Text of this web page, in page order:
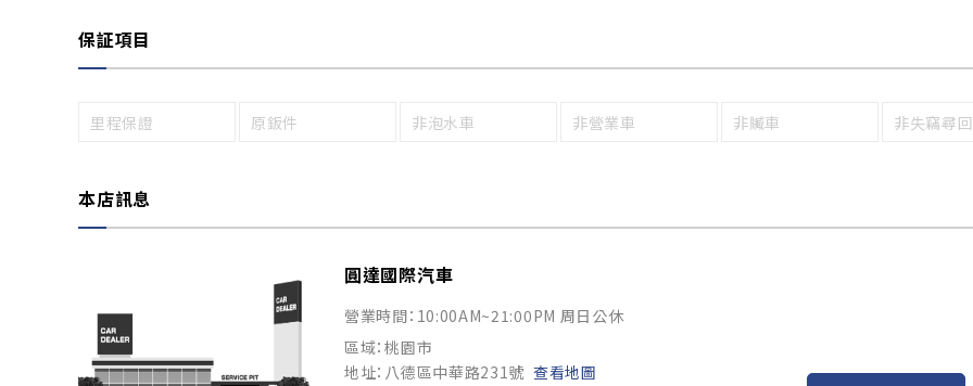
保証項目
里程保證 原鈑件 非泡水車 非營業車 非贓車 非失竊尋
本店訊息
圓達國際汽車
營業時間：10:00AM~21:00PM 周日公休
區域：桃園市
地址：八德區中華路231號 查看地圖